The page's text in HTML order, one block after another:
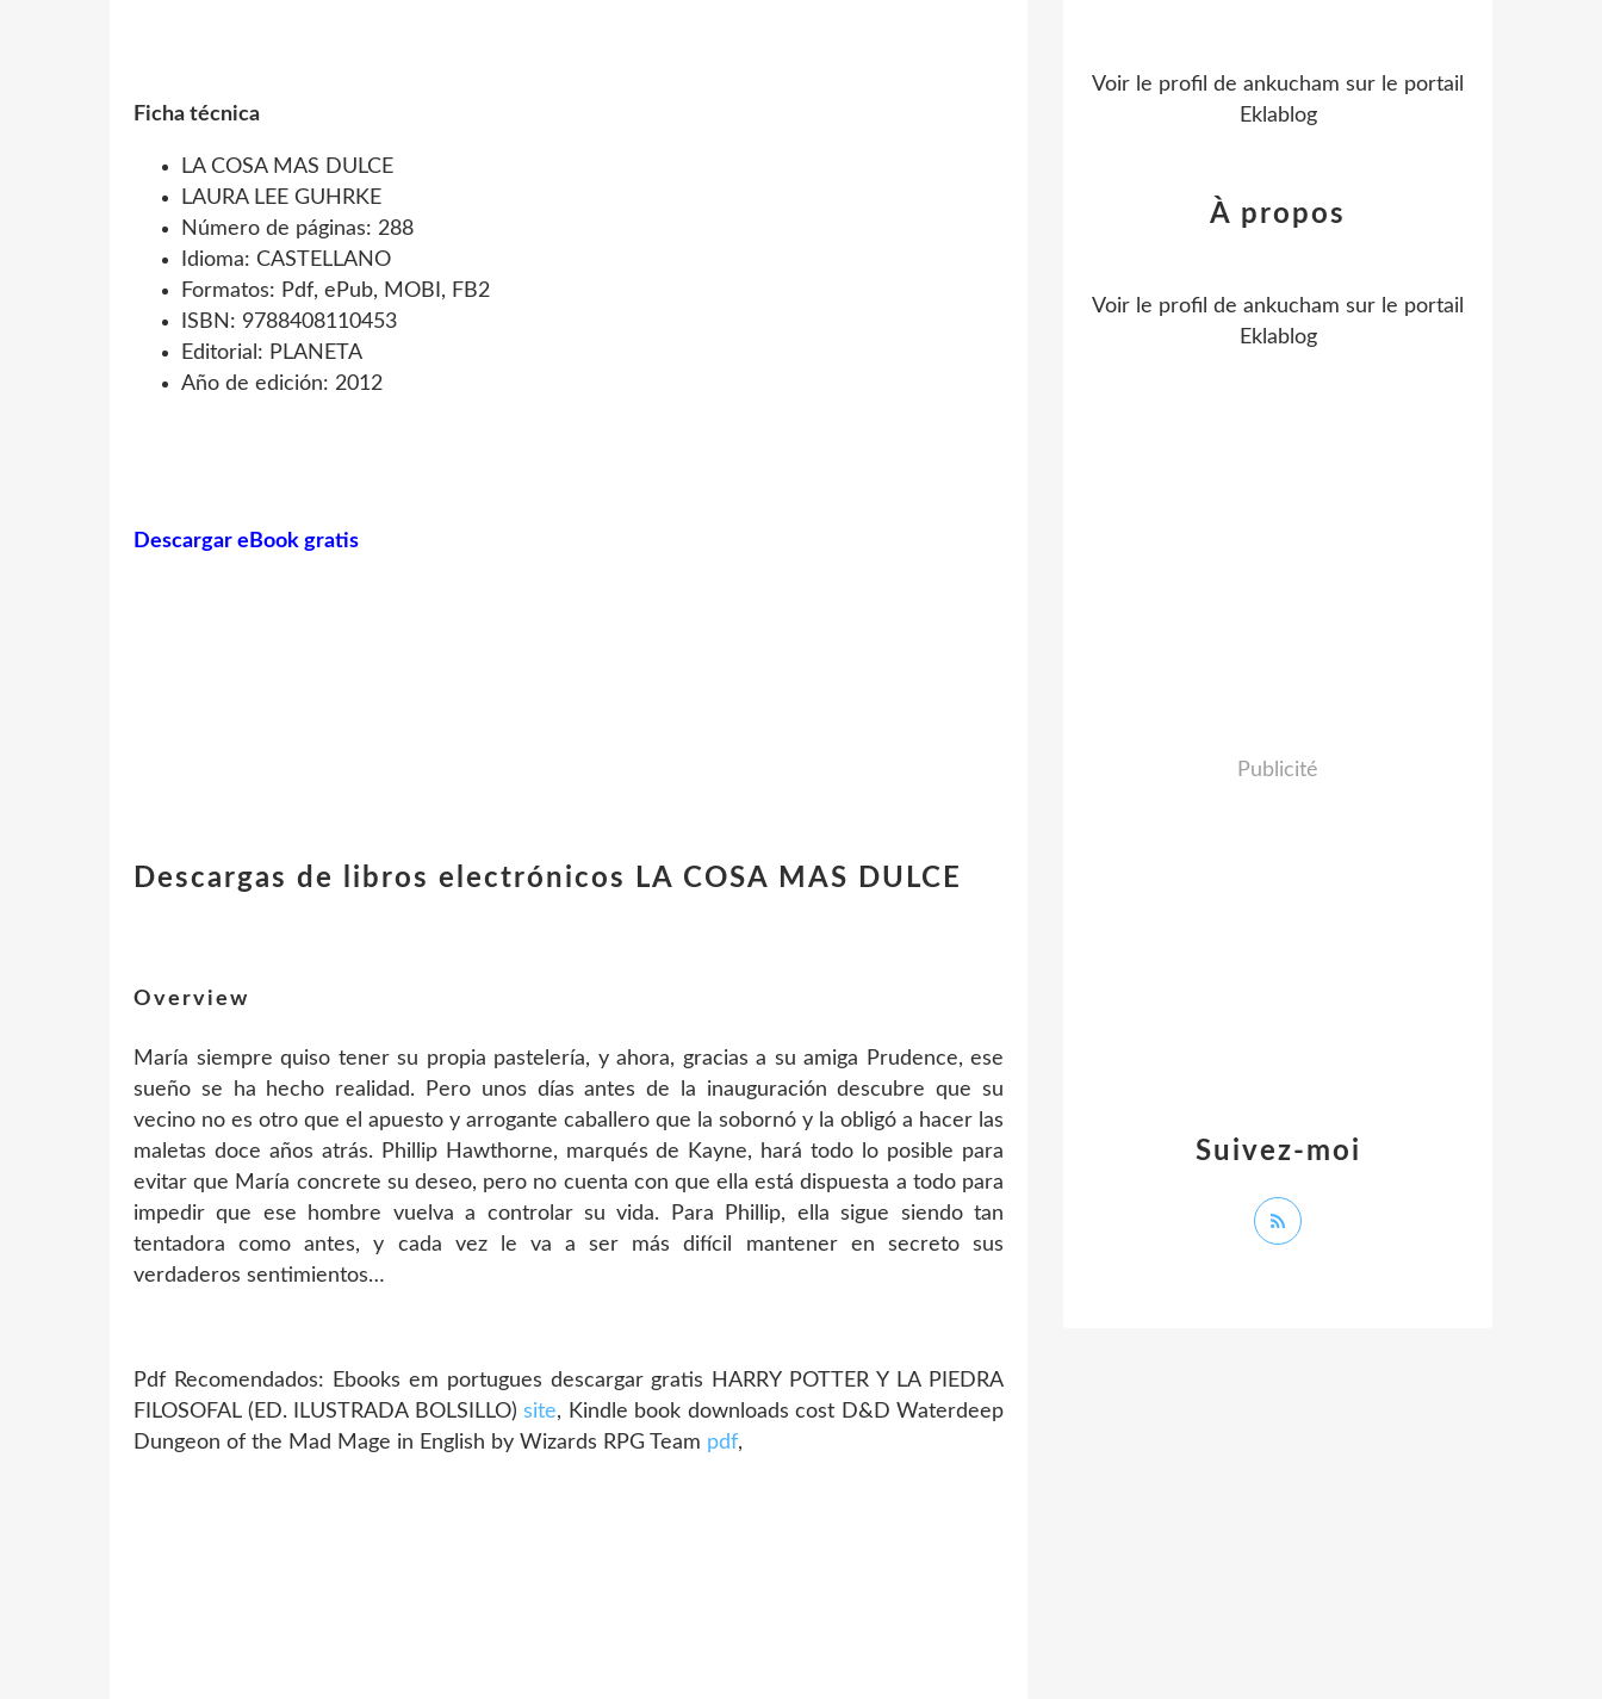
Ficha técnica
LA COSA MAS DULCE
LAURA LEE GUHRKE
Número de páginas: 288
Idioma: CASTELLANO
Formatos: Pdf, ePub, MOBI, FB2
ISBN: 9788408110453
Editorial: PLANETA
Año de edición: 2012
Descargar eBook gratis
Descargas de libros electrónicos LA COSA MAS DULCE
Overview
María siempre quiso tener su propia pastelería, y ahora, gracias a su amiga Prudence, ese
sueño se ha hecho realidad. Pero unos días antes de la inauguración descubre que su
vecino no es otro que el apuesto y arrogante caballero que la sobornó y la obligó a hacer las
maletas doce años atrás. Phillip Hawthorne, marqués de Kayne, hará todo lo posible para
evitar que María concrete su deseo, pero no cuenta con que ella está dispuesta a todo para
impedir que ese hombre vuelva a controlar su vida. Para Phillip, ella sigue siendo tan
tentadora como antes, y cada vez le va a ser más difícil mantener en secreto sus
verdaderos sentimientos…
Pdf Recomendados: Ebooks em portugues descargar gratis HARRY POTTER Y LA PIEDRA
FILOSOFAL (ED. ILUSTRADA BOLSILLO) site, Kindle book downloads cost D&D Waterdeep
Dungeon of the Mad Mage in English by Wizards RPG Team pdf,
Voir le profil de ankucham sur le portail
Eklablog
Suivez-moi
À propos
Voir le profil de ankucham sur le portail
Eklablog
Publicité